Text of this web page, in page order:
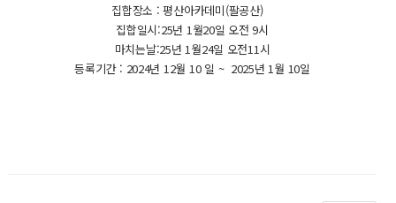
집합장소 : 평산아카데미(팔공산)
집합일시:25년 1월20일 오전 9시
마치는날:25년 1월24일 오전11시
등록기간 : 2024년 12월 10 일 ~ 2025년 1월 10일